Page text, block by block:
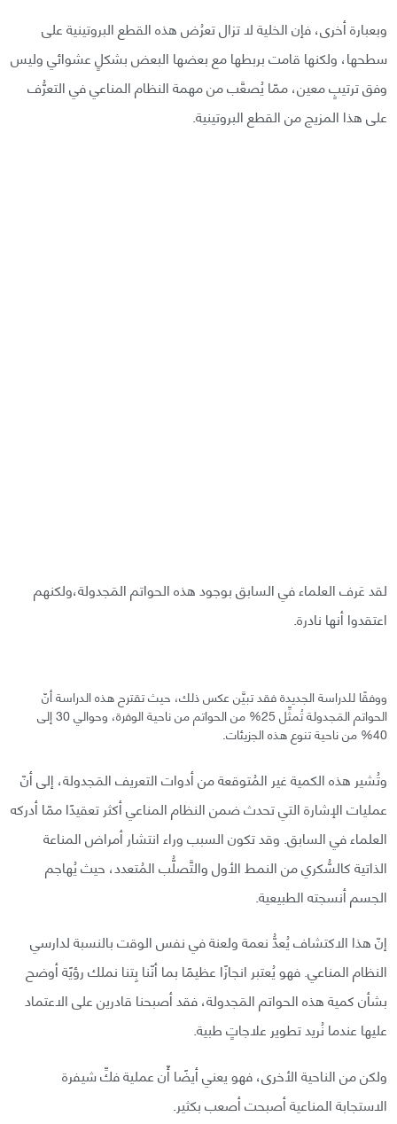
وبعبارة أخرى، فإن الخلية لا تزال تعرُض هذه القطع البروتينية على
سطحها، ولكنها قامت بربطها مع بعضها البعض بشكلٍ عشوائي وليس
وفق ترتيبٍ معين، ممّا يُصعَّب من مهمة النظام المناعي في التعرُّف
على هذا المزيج من القطع البروتينية.
لقد عَرف العلماء في السابق بوجود هذه الحواتم المَجدولة،ولكنهم
اعتقدوا أنها نادرة.
ووفقًا للدراسة الجديدة فقد تبيَّن عكس ذلك، حيث تقترح هذه الدراسة أنّ
الحواتم المَجدولة تُمثِّل 25% من الحواتم من ناحية الوفرة، وحوالي 30 إلى
40% من ناحية تنوع هذه الجزيئات.
وتُشير هذه الكمية غير المُتوقعة من أدوات التعريف المَجدولة، إلى أنّ
عمليات الإشارة التي تحدث ضمن النظام المناعي أكثر تعقيدًا ممّا أدركه
العلماء في السابق. وقد تكون السبب وراء انتشار أمراض المناعة
الذاتية كالسُّكري من النمط الأول والتَّصلُّب المُتعدد، حيث يُهاجم
الجسم أنسجته الطبيعية.
إنّ هذا الاكتشاف يُعدُّ نعمة ولعنة في نفس الوقت بالنسبة لدارسي
النظام المناعي. فهو يُعتبر انجازًا عظيمًا بما أنّنا بِتنا نملك رؤيًة أوضح
بشأن كمية هذه الحواتم المَجدولة، فقد أصبحنا قادرين على الاعتماد
عليها عندما نُريد تطوير علاجاتٍ طبية.
ولكن من الناحية الأخرى، فهو يعني أيضًا أّن عملية فكِّ شيفرة
الاستجابة المناعية أصبحت أصعب بكثير.